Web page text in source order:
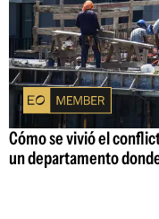
Cómo se vivió el
un departamento